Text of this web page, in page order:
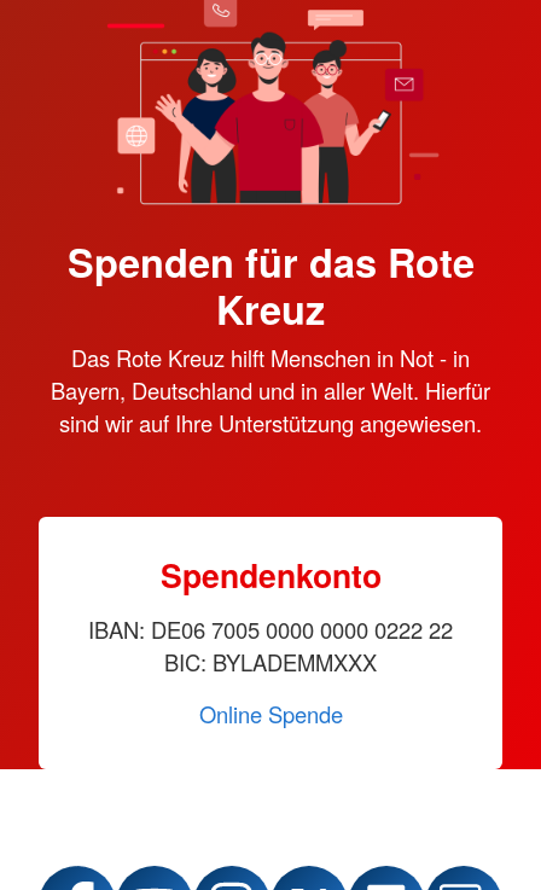
Spenden für das Rote
Kreuz
Das Rote Kreuz hilft Menschen in Not - in
Bayern, Deutschland und in aller Welt. Hierfür
sind wir auf Ihre Unterstützung angewiesen.
Spendenkonto
IBAN: DE06 7005 0000 0000 0222 22
BIC: BYLADEMMXXX
Online Spende